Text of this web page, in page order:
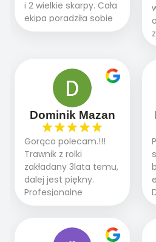
i 2 wielkie skarpy. Cała
ekipa poradziła sobie
WSPANIALE od
panowie wiedzą co
robią. Wszystko poszło
sprawnie i szybko.
Doradztwo w
pielęgnacji trawnika
teraz i na późniejszym
etapie jest dużym
plusem. Teraz razem
z dzieckiem i małym
pieskiem cieszymy się
pięknym trawnikiem :)
A trawa robi efekt
Dominik Mazan
Gorąco polecam.!!!
Trawnik z rolki
zakładany 3lata temu,
dalej jest piękny.
Profesjonalne
podejście do pracy,
2 zlecenia na rolkę.